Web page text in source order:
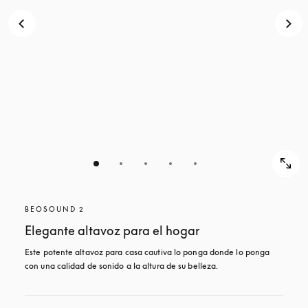
BEOSOUND 2
Elegante altavoz para el hogar
Este potente altavoz para casa cautiva lo ponga donde lo ponga
con una calidad de sonido a la altura de su belleza.